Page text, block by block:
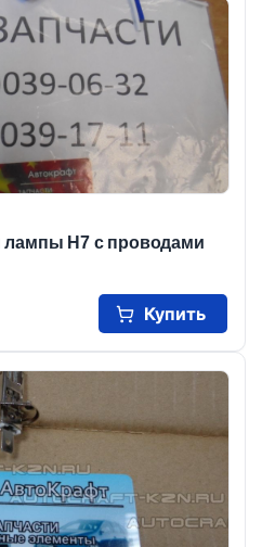
лампы Н7 с проводами
Купить